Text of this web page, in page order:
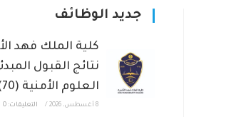
جديد الوظائف
كلية الملك فهد
نتائج القبول
العلوم الأمنية (70)
8 أغسطس، 2026 / التعليقات: 0